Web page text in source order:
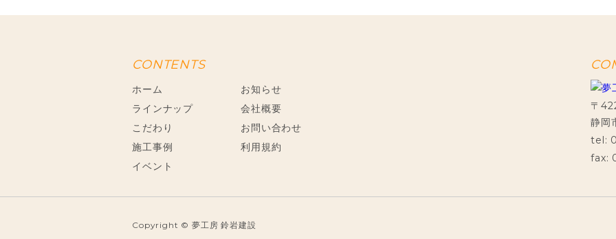
CONTENTS
ホーム
ラインナップ
こだわり
施工事例
イベント
お知らせ
会社概要
お問い合わせ
利用規約
〒
静岡
tel:
fax:
Copyright © 夢工房 鈴岩建設